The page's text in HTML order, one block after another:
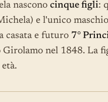
nascono cinque figli:
e l'unico
casata e futuro 7°
Girolamo nel 1848. La